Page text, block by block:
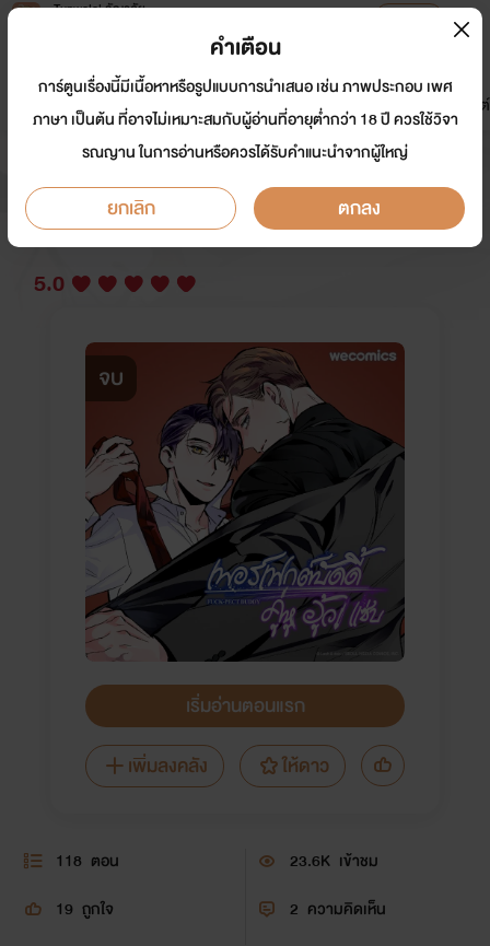
Tunwalai ธัญวลัย
หน้าแรก นิยาย อีบุ๊ก การ์ตูน
มาใหม่
ดรีมแชท ธัญลิสต์
เพอร์เฟกต์บัดดี้ คู่หู อู้ว! แซ่บ
WeComicsTH
Y
5.0
จบ
เริ่มอ่านตอนแรก
เพิ่มลงคลัง
ให้ดาว
118 ตอน 23.6K เข้าชม
19 ถูกใจ 2 ความคิดเห็น
คำเตือน
การ์ตูนเรื่องนี้มีเนื้อหาหรือรูปแบบการนำเสนอ เช่น ภาพประกอบ เพศ
ภาษา เป็นต้น ที่อาจไม่เหมาะสมกับผู้อ่านที่อายุต่ำกว่า 18 ปี ควรใช้วิจา
รณญาน ในการอ่านหรือควรได้รับคำแนะนำจากผู้ใหญ่
ยกเลิก ตกลง